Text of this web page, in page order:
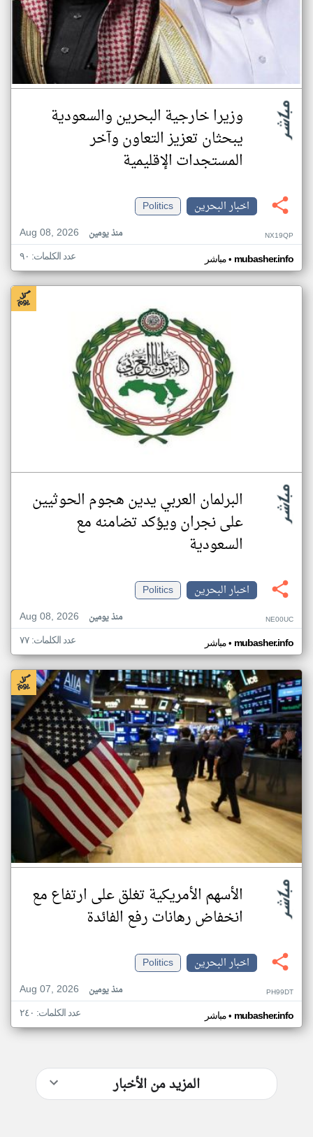
وزيرا خارجية البحرين والسعودية
يبحثان تعزيز التعاون وآخر
المستجدات الإقليمية
اخبار البحرين
Politics
Aug 08, 2026
منذ يومين NX19QP
مباشر• mubasher.info عدد الكلمات: ٩٠
البرلمان العربي يدين هجوم الحوثيين
على نجران ويؤكد تضامنه مع
السعودية
اخبار البحرين
Politics
Aug 08, 2026
منذ يومين NE00UC
مباشر• mubasher.info عدد الكلمات: ٧٧
الأسهم الأمريكية تغلق على ارتفاع مع
انخفاض رهانات رفع الفائدة
اخبار البحرين
Politics
Aug 07, 2026
منذ يومين PH99DT
مباشر• mubasher.info عدد الكلمات: ٢٤٠
المزيد من الأخبار